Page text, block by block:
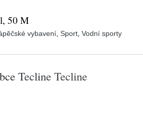
50 M
vybavení Sport Vodní sporty
Tecline Tecline